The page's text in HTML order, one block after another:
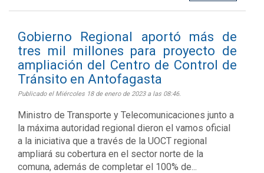
Gobierno Regional aportó más de
tres mil millones para proyecto de
ampliación del Centro de Control de
Tránsito en Antofagasta
Publicado el Miércoles 18 de enero de 2023 a las 08:46.
Ministro de Transporte y Telecomunicaciones junto a
la máxima autoridad regional dieron el vamos oficial
a la iniciativa que a través de la UOCT regional
ampliará su cobertura en el sector norte de la
comuna, además de completar el 100% de...